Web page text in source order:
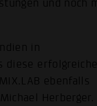
und noch
in
diese erfolgreiche
ebenfalls
Herberger.